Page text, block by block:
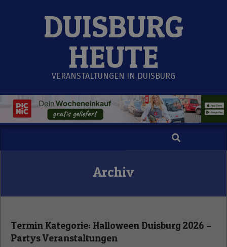
DUISBURG
HEUTE
VERANSTALTUNGEN IN DUISBURG
Search
Archiv
Termin Kategorie: Halloween Duisburg 2026 –
Partys Veranstaltungen